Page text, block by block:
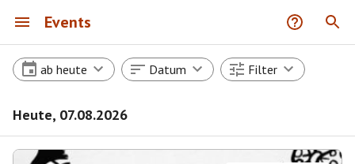
Events
ab heute Datum Filter
Heute, 07.08.2026